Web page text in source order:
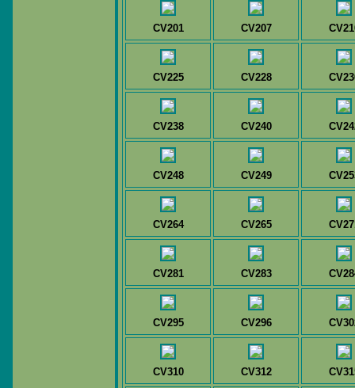
CV201 CV207
CV225 CV228
CV238 CV240
CV248 CV249
CV264 CV265
CV281 CV283
CV295 CV296
CV310 CV312